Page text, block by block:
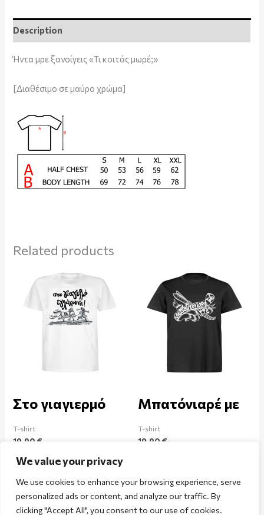
We value your privacy
We use cookies to enhance your browsing experience, serve
personalized ads or content, and analyze our traffic. By
clicking "Accept All", you consent to our use of cookies.
Description
Ήντα μρε ξανοίγεις «Τι κοιτάς μωρέ;»
[Διαθέσιμο σε μαύρο χρώμα]
Related products
Στο γιαγιερμό
T-shirt
19,90€
Μπατόνιαρέ με
T-shirt
19,90 €